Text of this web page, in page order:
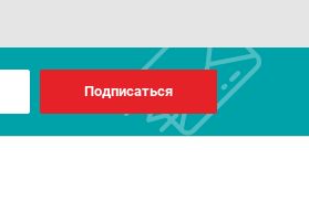
Подписаться